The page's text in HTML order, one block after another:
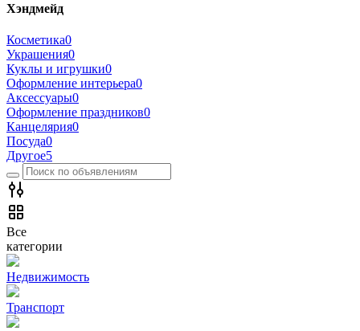
Хэндмейд
Косметика0
Украшения0
Куклы и игрушки0
Оформление интерьера0
Аксессуары0
Оформление праздников0
Канцелярия0
Посуда0
Другое5
Все
категории
Недвижимость
Транспорт